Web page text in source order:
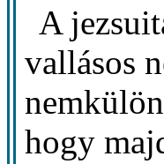
A
vallásos
hogy